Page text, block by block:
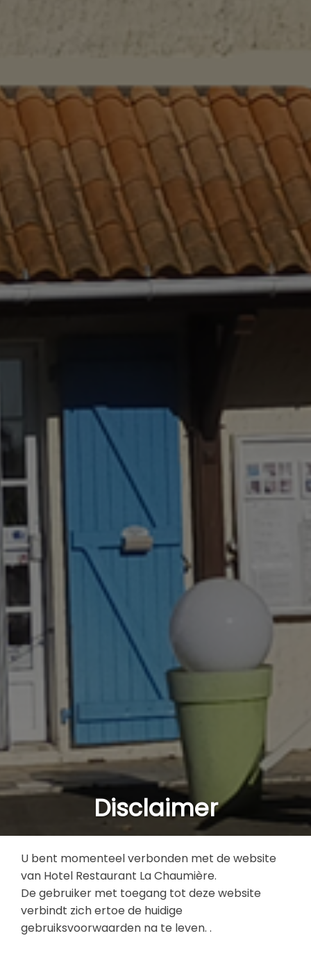
Disclaimer
U bent momenteel verbonden met de website
van Hotel Restaurant La Chaumière.
De gebruiker met toegang tot deze website
verbindt zich ertoe de huidige
gebruiksvoorwaarden na te leven. .